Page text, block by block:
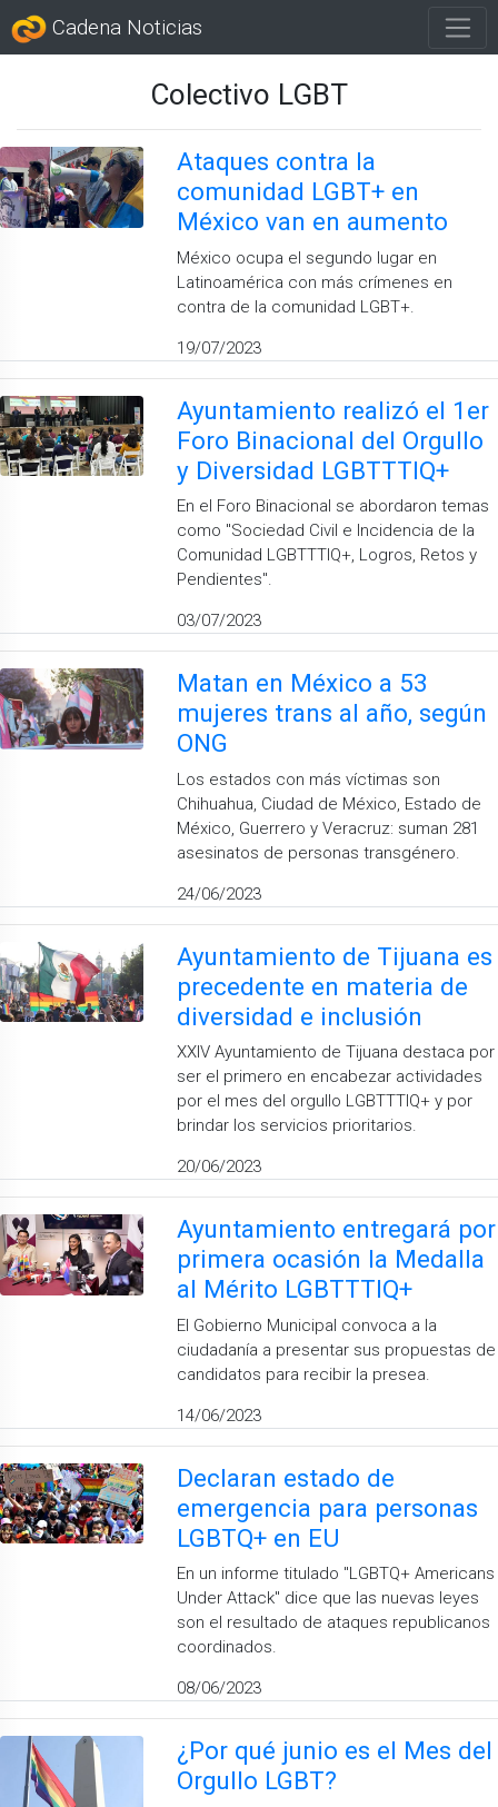
Cadena Noticias
Colectivo LGBT
Ataques contra la
comunidad LGBT+ en
México van en aumento
México ocupa el segundo lugar en
Latinoamérica con más crímenes en
contra de la comunidad LGBT+.
19/07/2023
Ayuntamiento realizó el 1er
Foro Binacional del Orgullo
y Diversidad LGBTTTIQ+
En el Foro Binacional se abordaron temas
como "Sociedad Civil e Incidencia de la
Comunidad LGBTTTIQ+, Logros, Retos y
Pendientes".
03/07/2023
Matan en México a 53
mujeres trans al año, según
ONG
Los estados con más víctimas son
Chihuahua, Ciudad de México, Estado de
México, Guerrero y Veracruz: suman 281
asesinatos de personas transgénero.
24/06/2023
Ayuntamiento de Tijuana es
precedente en materia de
diversidad e inclusión
XXIV Ayuntamiento de Tijuana destaca por
ser el primero en encabezar actividades
por el mes del orgullo LGBTTTIQ+ y por
brindar los servicios prioritarios.
20/06/2023
Ayuntamiento entregará por
primera ocasión la Medalla
al Mérito LGBTTTIQ+
El Gobierno Municipal convoca a la
ciudadanía a presentar sus propuestas de
candidatos para recibir la presea.
14/06/2023
Declaran estado de
emergencia para personas
LGBTQ+ en EU
En un informe titulado "LGBTQ+ Americans
Under Attack" dice que las nuevas leyes
son el resultado de ataques republicanos
coordinados.
08/06/2023
¿Por qué junio es el Mes del
Orgullo LGBT?